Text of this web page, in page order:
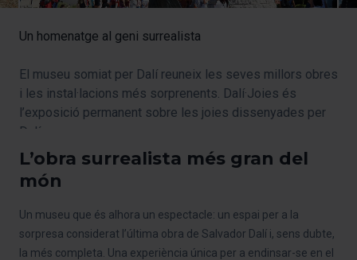
Un homenatge al geni surrealista
El museu somiat per Dalí reuneix les seves millors obres
i les instal·lacions més sorprenents. Dalí·Joies és
l’exposició permanent sobre les joies dissenyades per
Dalí.
L’obra surrealista més gran del
món
Un museu que és alhora un espectacle: un espai per a la
sorpresa considerat l’última obra de Salvador Dalí i, sens dubte,
la més completa. Una experiència única per a endinsar-se en el